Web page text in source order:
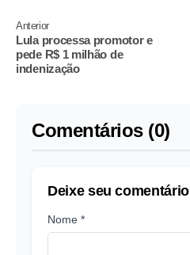
Anterior
Lula processa promotor e
pede R$ 1 milhão de
indenização
Comentários (0)
Deixe seu comentário
Nome *